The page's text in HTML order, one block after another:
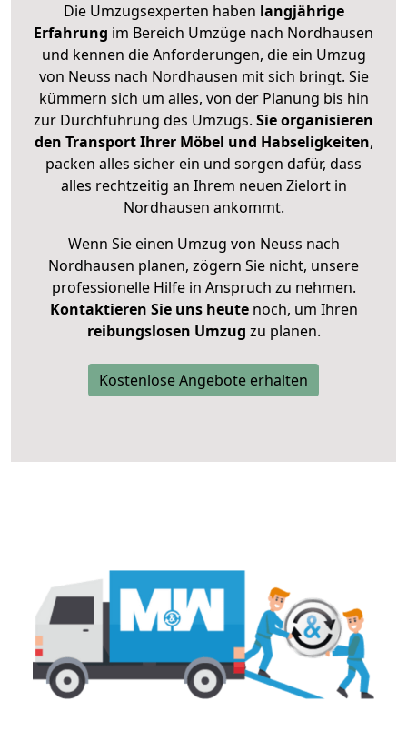
Die Umzugsexperten haben langjährige
Erfahrung im Bereich Umzüge nach Nordhausen
und kennen die Anforderungen, die ein Umzug
von Neuss nach Nordhausen mit sich bringt. Sie
kümmern sich um alles, von der Planung bis hin
zur Durchführung des Umzugs. Sie organisieren
den Transport Ihrer Möbel und Habseligkeiten,
packen alles sicher ein und sorgen dafür, dass
alles rechtzeitig an Ihrem neuen Zielort in
Nordhausen ankommt.
Wenn Sie einen Umzug von Neuss nach
Nordhausen planen, zögern Sie nicht, unsere
professionelle Hilfe in Anspruch zu nehmen.
Kontaktieren Sie uns heutenoch, um Ihren
reibungslosen Umzug zu planen.
Kostenlose Angebote erhalten